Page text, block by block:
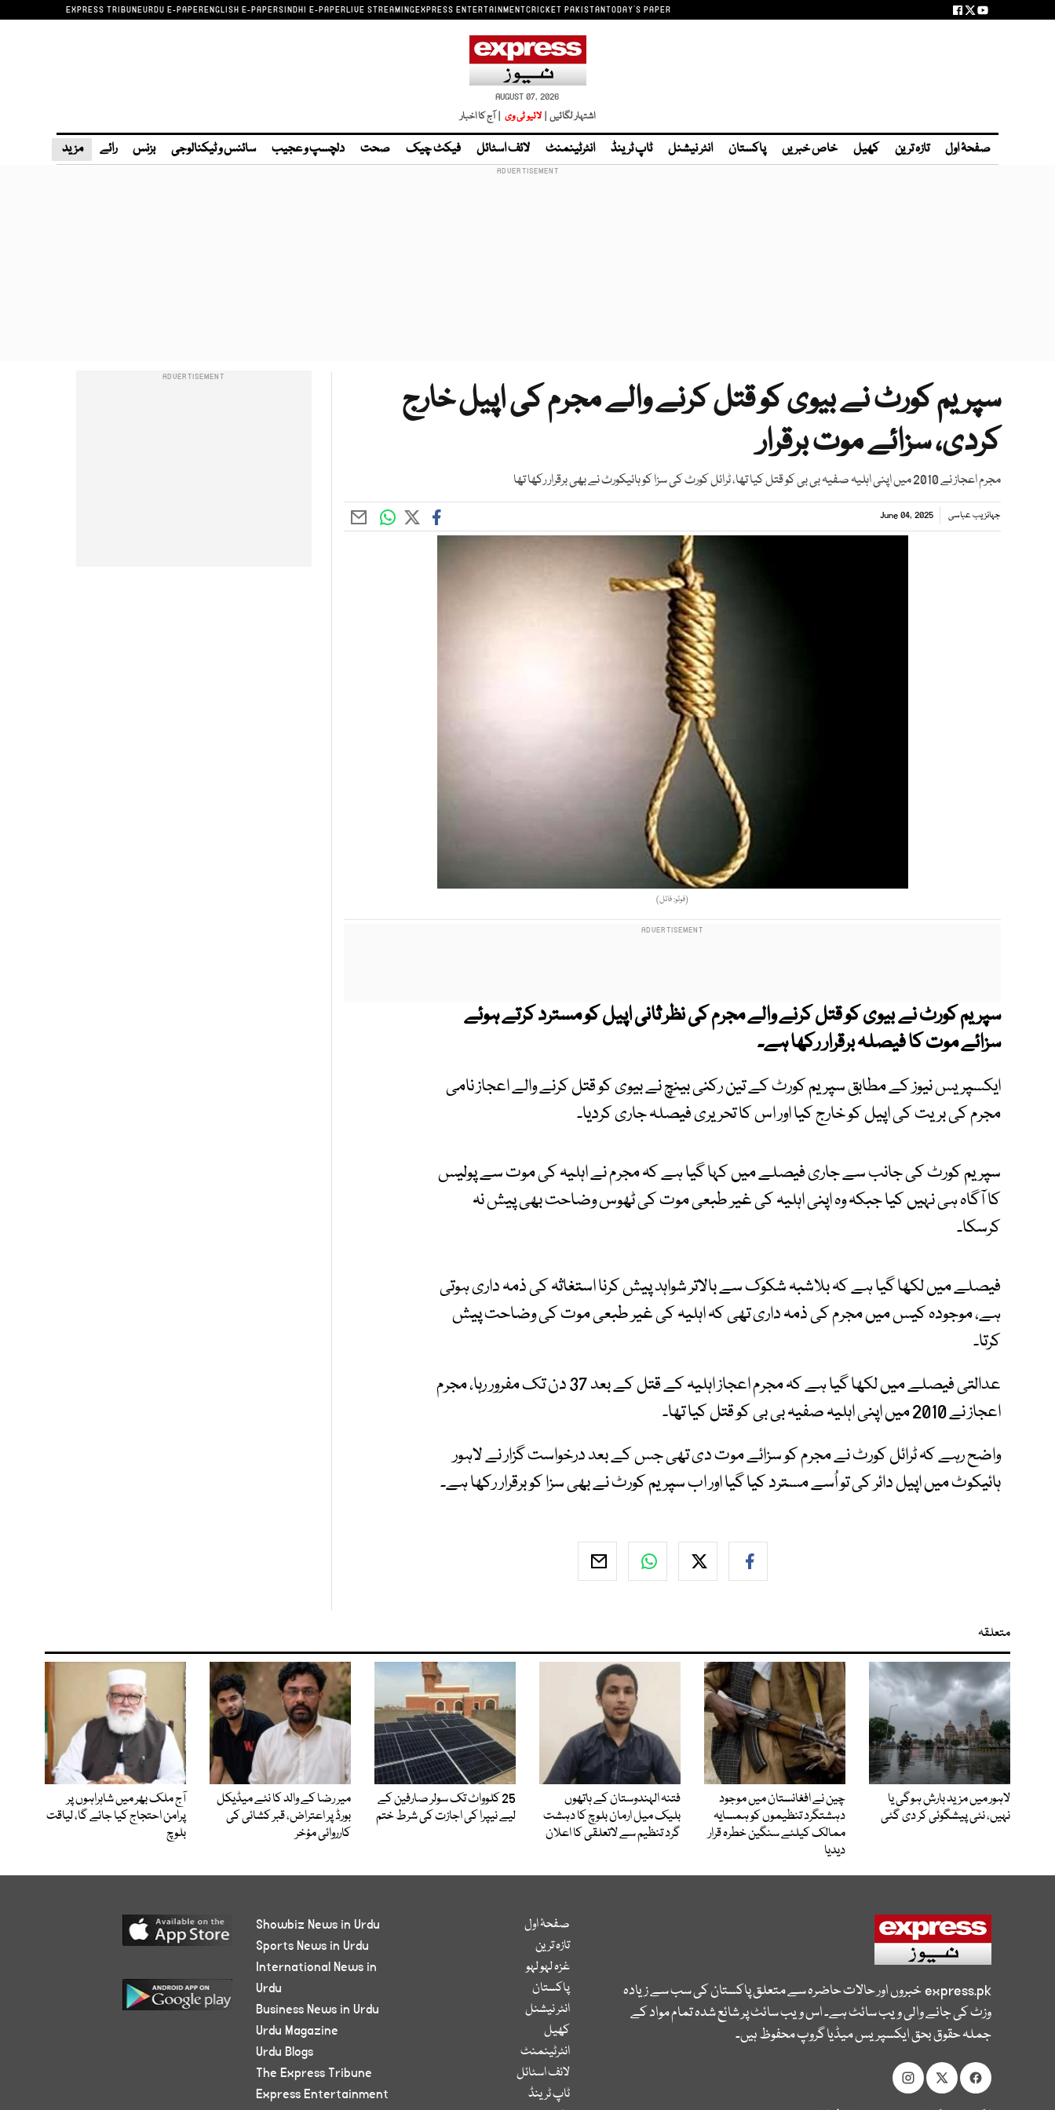
EXPRESS TRIBUNEURDU E-PAPERENGLISH E-PAPERSINDHI E-PAPERLIVE STREAMINGEXPRESS ENTERTAINMENTCRICKET PAKISTANTODAY'S PAPER
AUGUST 07, 2026
اشتہار لگائیں | لائیو ٹی وی | آج کا اخبار
صفحۂ اول تازہ ترین کھیل خاص خبریں پاکستان انٹر نیشنل ٹاپ ٹرینڈ انٹرٹینمنٹ لائف اسٹائل فیکٹ چیک صحت دلچسپ و عجیب سائنس و ٹیکنالوجی بزنس رائے مزید
سپریم کورٹ نے بیوی کو قتل کرنے والے مجرم کی اپیل خارج
کردی، سزائے موت برقرار
مجرم اعجاز نے 2010 میں اپنی اہلیہ صفیہ بی بی کو قتل کیا تھا، ٹرائل کورٹ کی سزا کو ہائیکورٹ نے بھی برقرار رکھا تھا
جہانزیب عباسی June 04, 2025
(فوٹو: فائل)
سپریم کورٹ نے بیوی کو قتل کرنے والے مجرم کی نظر ثانی اپیل کو مسترد کرتے ہوئے
سزائے موت کا فیصلہ برقرار رکھا ہے۔
ایکسپریس نیوز کے مطابق سپریم کورٹ کے تین رکنی بینچ نے بیوی کو قتل کرنے والے اعجاز نامی
مجرم کی بریت کی اپیل کو خارج کیا اور اس کا تحریری فیصلہ جاری کردیا۔
سپریم کورٹ کی جانب سے جاری فیصلے میں کہا گیا ہے کہ مجرم نے اہلیہ کی موت سے پولیس
کا آگاہ ہی نہیں کیا جبکہ وہ اپنی اہلیہ کی غیر طبعی موت کی ٹھوس وضاحت بھی پیش نہ
کرسکا۔
فیصلے میں لکھا گیا ہے کہ بلاشبہ شکوک سے بالاتر شواہد پیش کرنا استغاثہ کی ذمہ داری ہوتی
ہے، موجودہ کیس میں مجرم کی ذمہ داری تھی کہ اہلیہ کی غیر طبعی موت کی وضاحت پیش
کرتا۔
عدالتی فیصلے میں لکھا گیا ہے کہ مجرم اعجاز اہلیہ کے قتل کے بعد 37 دن تک مفرور رہا، مجرم
اعجاز نے 2010 میں اپنی اہلیہ صفیہ بی بی کو قتل کیا تھا۔
واضح رہے کہ ٹرائل کورٹ نے مجرم کو سزائے موت دی تھی جس کے بعد درخواست گزار نے لاہور
ہائیکوٹ میں اپیل دائر کی تو اُسے مسترد کیا گیا اور اب سپریم کورٹ نے بھی سزا کو برقرار رکھا ہے۔
متعلقہ
لاہور میں مزید بارش ہوگی یا
نہیں، نئی پیشگوئی کر دی گئی
چین نے افغانستان میں موجود
دہشتگرد تنظیموں کو ہمسایہ
ممالک کیلئے سنگین خطرہ قرار
دیدیا
فتنہ الہندوستان کے ہاتھوں
بلیک میل ارمان بلوچ کا دہشت
گرد تنظیم سے لاتعلقی کا اعلان
25 کلوواٹ تک سولر صارفین کے
لیے نیپرا کی اجازت کی شرط ختم
میر رضا کے والد کا نئے میڈیکل
بورڈ پر اعتراض، قبر کشائی کی
کارروائی مؤخر
آج ملک بھر میں شاہراہوں پر
پرامن احتجاج کیا جائے گا، لیاقت
بلوچ
express.pkخبروں اور حالات حاضرہ سے متعلق پاکستان کی سب سے زیادہ
وزٹ کی جانے والی ویب سائٹ ہے۔ اس ویب سائٹ پر شائع شدہ تمام مواد کے
جملہ حقوق بحق ایکسپریس میڈیا گروپ محفوظ ہیں۔
صفحۂ اول
تازہ ترین
غزہ لہو لہو
پاکستان
انٹر نیشنل
کھیل
انٹرٹینمنٹ
لائف اسٹائل
ٹاپ ٹرینڈ
Showbiz News in Urdu
Sports News in Urdu
International News in
Urdu
Business News in Urdu
Urdu Magazine
Urdu Blogs
The Express Tribune
Express Entertainment